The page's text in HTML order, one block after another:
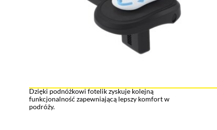
Dzięki podnóżkowi fotelik zyskuje kolejną
funkcjonalność zapewniającą lepszy komfort w
podróży.